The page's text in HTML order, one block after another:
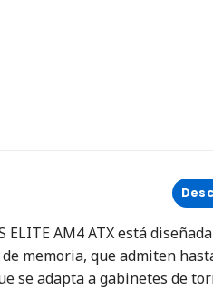
ELITE AM4 ATX está
memoria, que admiten
se adapta a gabinetes de